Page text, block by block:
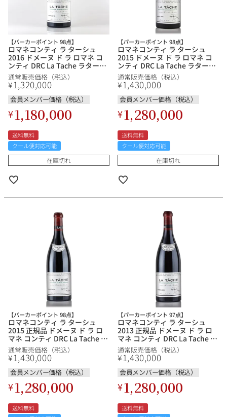
【パーカーポイント 98点】
ロマネコンティ ラ ターシュ
2016 ドメーヌ ド ラ ロマネ コ
ンティ DRC La Tache ラターシ
ュ フランス ブルゴーニュ 赤ワ
イン
通常販売価格（税込）
¥1,320,000
会員メンバー価格（税込）
¥1,180,000
送料無料
クール便対応可能
在庫切れ
【パーカーポイント 98点】
ロマネコンティ ラ ターシュ
2015 ドメーヌ ド ラ ロマネ コ
ンティ DRC La Tache ラターシ
ュ フランス ブルゴーニュ 赤ワ
イン
通常販売価格（税込）
¥1,430,000
会員メンバー価格（税込）
¥1,280,000
送料無料
クール便対応可能
在庫切れ
【パーカーポイント 98点】
ロマネコンティ ラ ターシュ
2015 正規品 ドメーヌ ド ラ ロ
マネ コンティ DRC La Tache ラ
ターシュ フランス ブルゴーニ
ュ 赤ワイン
通常販売価格（税込）
¥1,430,000
会員メンバー価格（税込）
¥1,280,000
送料無料
【パーカーポイント 97点】
ロマネコンティ ラ ターシュ
2013 正規品 ドメーヌ ド ラ ロ
マネ コンティ DRC La Tache ラ
ターシュ フランス ブルゴーニ
ュ 赤ワイン
通常販売価格（税込）
¥1,430,000
会員メンバー価格（税込）
¥1,280,000
送料無料